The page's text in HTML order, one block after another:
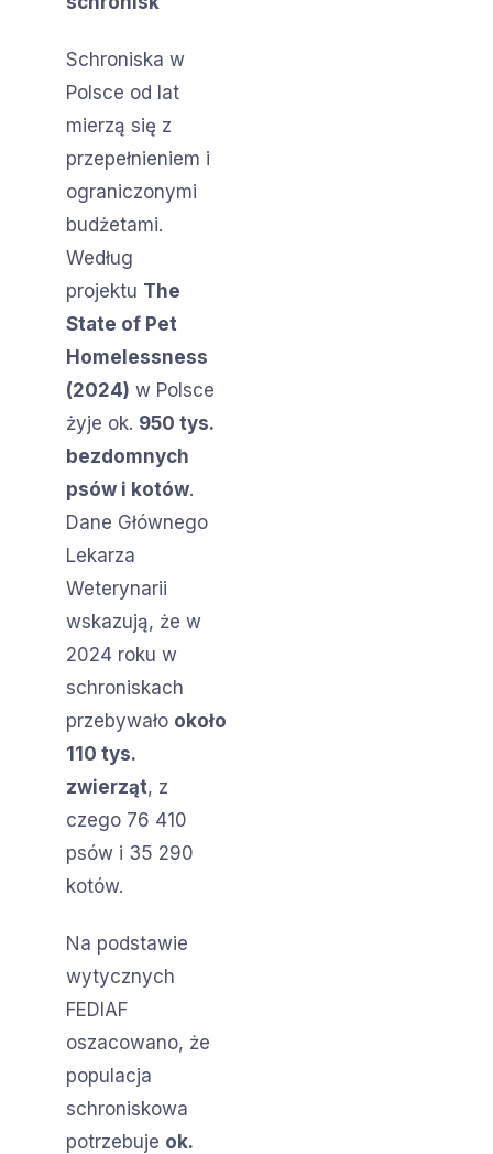
Schroniska w
Polsce od lat
mierzą się z
przepełnieniem i
ograniczonymi
budżetami.
Według
projektu The
State of Pet
Homelessness
(2024) w Polsce
żyje ok. 950 tys.
bezdomnych
psów i kotów.
Dane Głównego
Lekarza
Weterynarii
wskazują, że w
2024 roku w
schroniskach
przebywało około
110 tys.
zwierząt, z
czego 76 410
psów i 35 290
kotów.
Na podstawie
wytycznych
FEDIAF
oszacowano, że
populacja
schroniskowa
potrzebuje ok.